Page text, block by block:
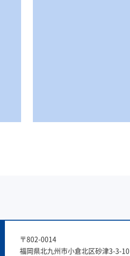
〒802-0014
福岡県北九州市小倉北区砂津3-3-